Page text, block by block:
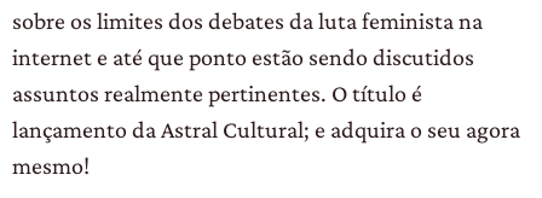
sobre os limites dos debates da luta feminista na
internet e até que ponto estão sendo discutidos
assuntos realmente pertinentes. O título é
lançamento da Astral Cultural; e adquira o seu agora
mesmo!